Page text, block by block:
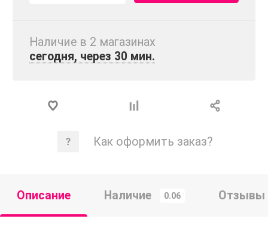
Наличие в 2 магазинах
сегодня, через 30 мин.
Как оформить заказ?
Описание Наличие 0.06 Отзывы